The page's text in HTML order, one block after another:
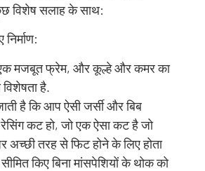
विशेष सलाह के साथ:
मजबूत फ्रेम, और कूल्हे और कमर का
है.
है कि आप ऐसी जर्सी और बिब
कट हो, जो एक ऐसा कट है जो
अच्छी तरह से फिट होने के लिए होता
किए बिना मांसपेशियों के थोक को